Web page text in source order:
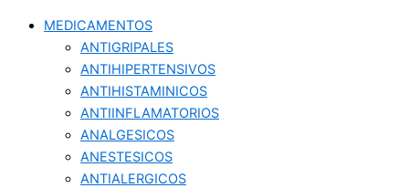
MEDICAMENTOS
ANTIGRIPALES
ANTIHIPERTENSIVOS
ANTIHISTAMINICOS
ANTIINFLAMATORIOS
ANALGESICOS
ANESTESICOS
ANTIALERGICOS